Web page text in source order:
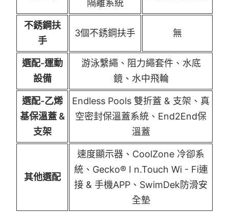
隔離系統
不銹鋼扶
手
3個不銹鋼扶手 無
選配-運動
設備
游泳繫繩、阻力繩套件、水底
鏡、水中飛輪
選配-乙烯
基保溫蓋 &
支架
Endless Pools 雙折蓋 & 支架、真
空密封保溫蓋系統、End2End保
溫蓋
其他選配
速度顯示器、CoolZone 冷卻系
統、Gecko® I n.Touch Wi - Fi連
接 & 手機APP、SwimDek防滑安
全墊